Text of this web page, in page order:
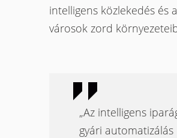
intelligens közlekedés és
városok zord
„Az intelligens
gyári automatizálás